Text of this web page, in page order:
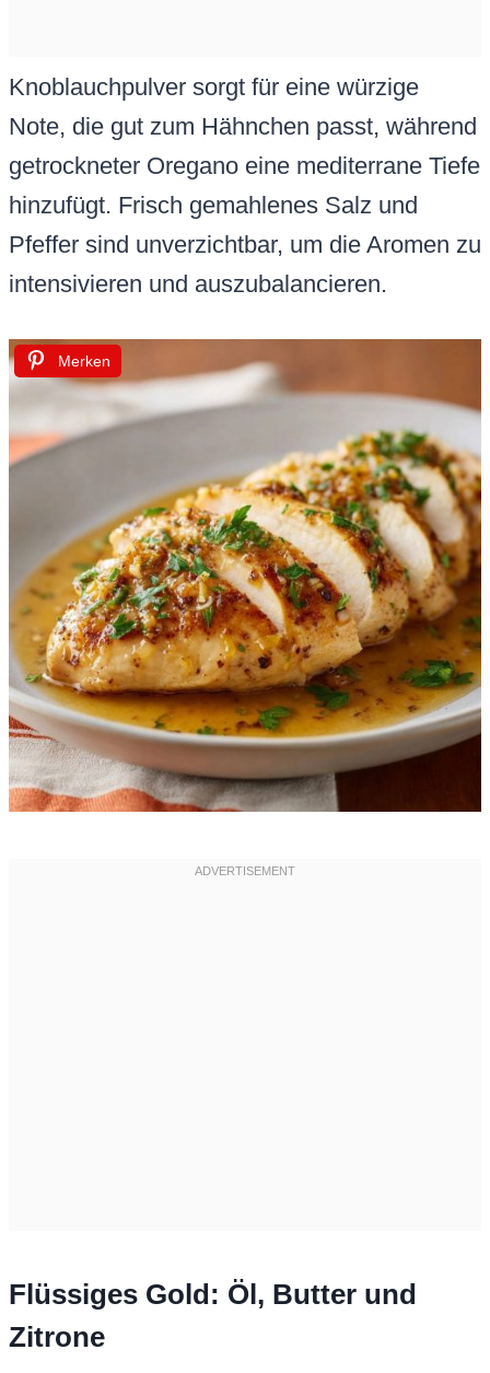
Knoblauchpulver sorgt für eine würzige
Note, die gut zum Hähnchen passt, während
getrockneter Oregano eine mediterrane Tiefe
hinzufügt. Frisch gemahlenes Salz und
Pfeffer sind unverzichtbar, um die Aromen zu
intensivieren und auszubalancieren.
Merken
Flüssiges Gold: Öl, Butter und
Zitrone